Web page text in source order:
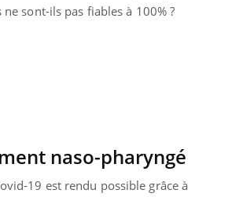
sont-ils pas fiables à 100% ?
naso-pharyngé
19 est rendu possible grâce à